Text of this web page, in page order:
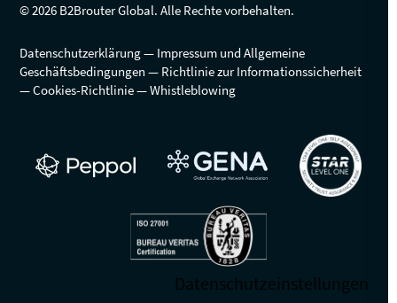
© 2026 B2Brouter Global. Alle Rechte vorbehalten.
Datenschutzerklärung
Impressum und Allgemeine
Geschäftsbedingungen
Richtlinie zur Informationssicherheit
Cookies-Richtlinie
Whistleblowing